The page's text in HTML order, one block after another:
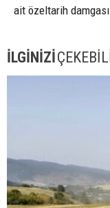
ait özeltarih
İLGİNİZİ